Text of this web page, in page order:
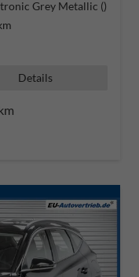
Grey Metallic ()
Details